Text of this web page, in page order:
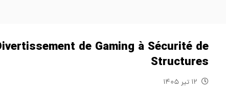
de Gaming à Sécurité de
Structures
۱۲ تیر ۱۴۰۵